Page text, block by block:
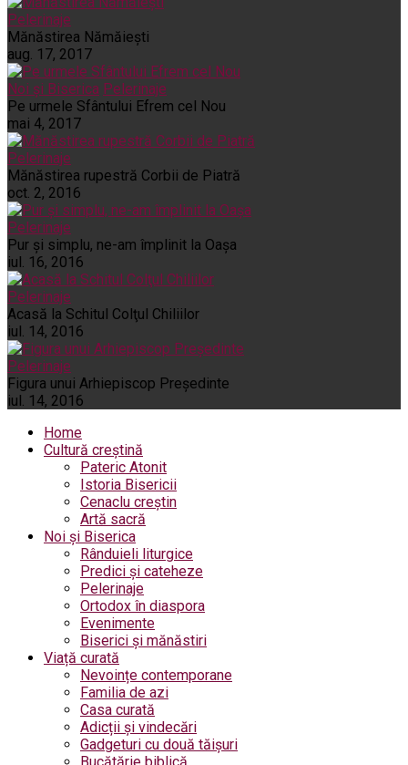
Pelerinaje
Mănăstirea Nămăiești
aug. 17, 2017
Noi și Biserica Pelerinaje
Pe urmele Sfântului Efrem cel Nou
mai 4, 2017
Pelerinaje
Mănăstirea rupestră Corbii de Piatră
oct. 2, 2016
Pelerinaje
Pur şi simplu, ne-am împlinit la Oaşa
iul. 16, 2016
Pelerinaje
Acasă la Schitul Colţul Chiliilor
iul. 14, 2016
Pelerinaje
Figura unui Arhiepiscop Preşedinte
iul. 14, 2016
Home
Cultură creștină
Pateric Atonit
Istoria Bisericii
Cenaclu creștin
Artă sacră
Noi și Biserica
Rânduieli liturgice
Predici și cateheze
Pelerinaje
Ortodox în diaspora
Evenimente
Biserici și mănăstiri
Viață curată
Nevoințe contemporane
Familia de azi
Casa curată
Adicții și vindecări
Gadgeturi cu două tăișuri